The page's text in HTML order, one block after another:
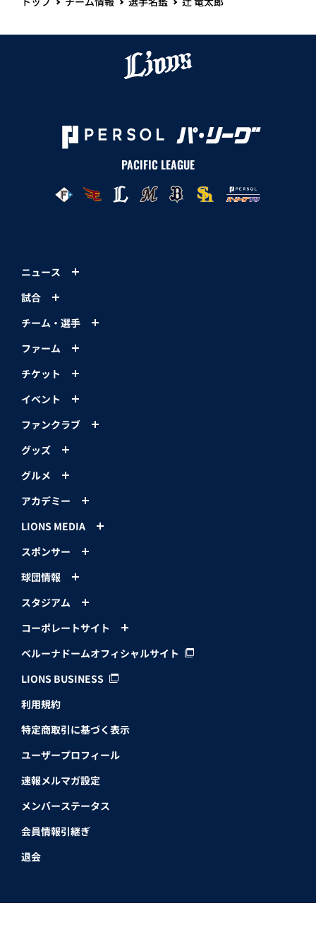
PACIFIC LEAGUE
ニュース
試合
チーム・選手
ファーム
チケット
イベント
ファンクラブ
グッズ
グルメ
アカデミー
LIONS MEDIA
スポンサー
球団情報
スタジアム
コーポレートサイト
ベルーナドームオフィシャルサイト
LIONS BUSINESS
利用規約
特定商取引に基づく表示
ユーザープロフィール
速報メルマガ設定
メンバーステータス
会員情報引継ぎ
退会